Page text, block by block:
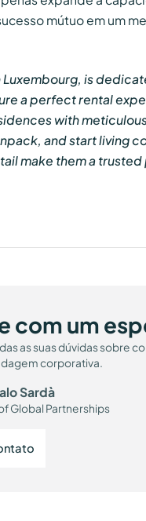
mútuo em um
Luxembourg, is
a perfect rental
with
and start living
make them a
com um
as suas dúvidas sobre
corporativa.
Sardà
Global Partnerships